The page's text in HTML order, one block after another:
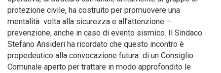
protezione civile, ha costruito per promuovere una
mentalità volta alla sicurezza e all’attenzione –
prevenzione, anche in caso di evento sismico. Il Sindaco
Stefano Ansideri ha ricordato che questo incontro è
propedeutico alla convocazione futura di un Consiglio
Comunale aperto per trattare in modo approfondito le